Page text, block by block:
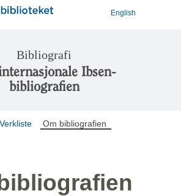
English
Bibliografi
Ibsen-
bibliografien
Verkliste Om bibliografien